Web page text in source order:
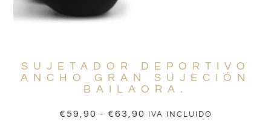
SUJETADOR DEPORTIVO
ANCHO GRAN SUJECIÓN
BAILAORA.
€59,90 - €63,90 IVA INCLUIDO